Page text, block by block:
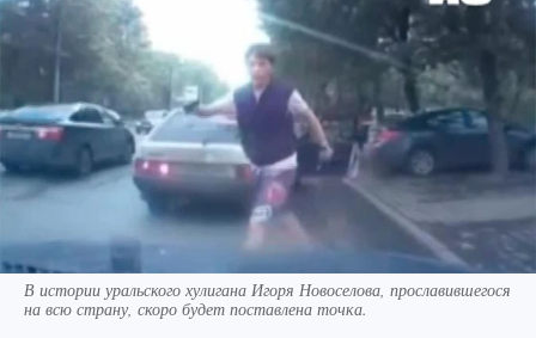
В истории уральского хулигана Игоря Новоселова, прославившегося
на всю страну, скоро будет поставлена точка.